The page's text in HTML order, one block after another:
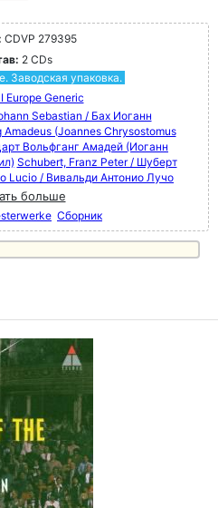
CDVP 279395
2 CDs
Заводская упаковка.
Europe Generic
Sebastian / Бах Иоганн
Amadeus (Joannes Chrysostomus
Вольфганг Амадей (Иоганн
Schubert, Franz Peter / Шуберт
Lucio / Вивальди Антонио Лучо
больше
Сборник